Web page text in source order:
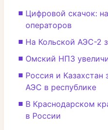
Цифровой скачок:
операторов
На Кольской АЭС-2
Омский НПЗ
Россия и Казахстан
АЭС в республике
В Краснодарском
в России